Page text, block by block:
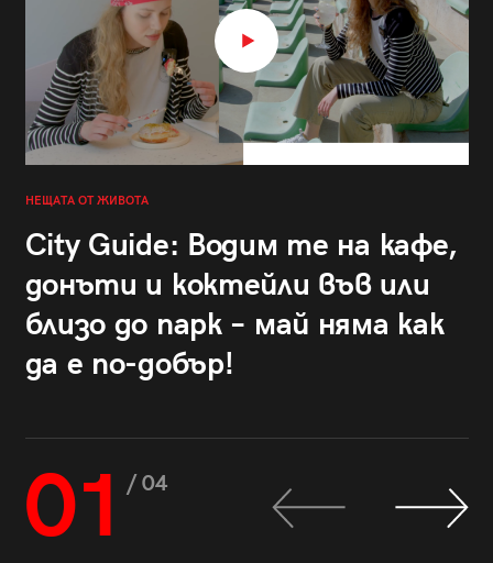
НЕЩАТА ОТ ЖИВОТА
City Guide: Водим те на кафе,
донъти и коктейли във или
близо до парк – май няма как
да е по-добър!
01 / 04